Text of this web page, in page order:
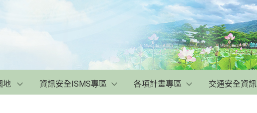
地 資訊安全ISMS專區 各項計畫專區 交通安全資訊